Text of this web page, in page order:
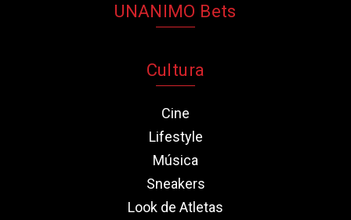
UNANIMO Bets
Cultura
Cine
Lifestyle
Música
Sneakers
Look de Atletas